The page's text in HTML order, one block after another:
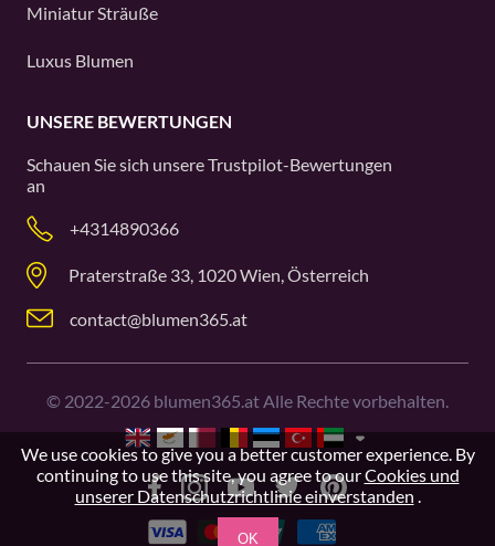
Miniatur Sträuße
Luxus Blumen
UNSERE BEWERTUNGEN
Schauen Sie sich unsereTrustpilot-Bewertungen
an
+4314890366
Praterstraße 33, 1020 Wien, Österreich
contact@blumen365.at
© 2022-2026 blumen365.at Alle Rechte vorbehalten.
We use cookies to give you a better customer experience. By
continuing to use this site, you agree to ourCookies und
unserer Datenschutzrichtlinie einverstanden .
OK